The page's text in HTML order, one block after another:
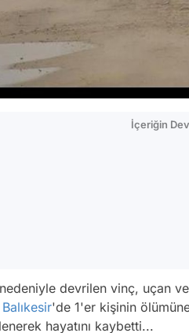
İçeriğin
devrilen vinç, uçan
Balıkesir'de 1'er kişinin
hayatını kaybetti...